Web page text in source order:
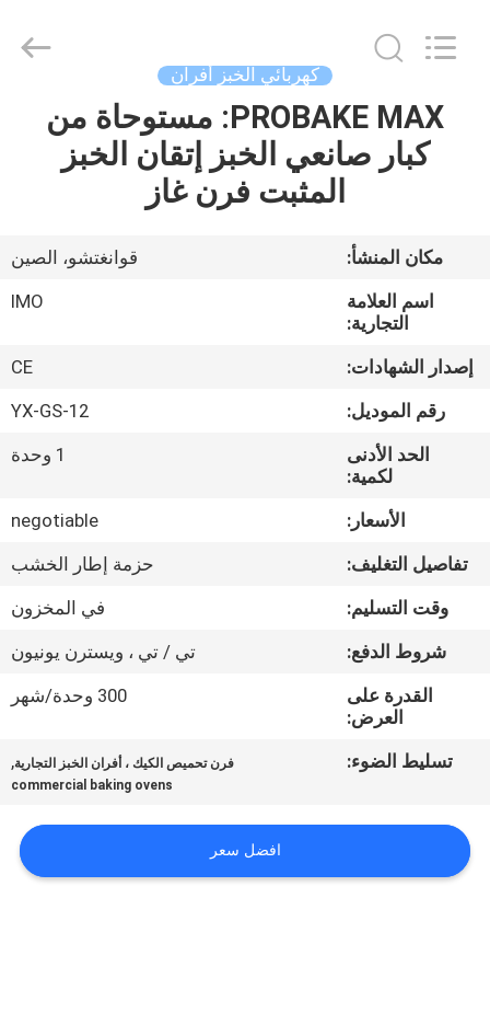
بيت
أشرطة
فيديو
معلومات
جولة
المعمل
رقابة
جودة
أخبار
equipments
limited.
كهربائي الخبز أفران
PROBAKE MAX: مستوحاة من
كبار صانعي الخبز إتقان الخبز
المثبت فرن غاز
مكان المنشأ:
قوانغتشو، الصين
اسم العلامة
التجارية:
IMO
إصدار الشهادات:
CE
رقم الموديل:
YX-GS-12
الحد الأدنى
لكمية:
1 وحدة
الأسعار:
negotiable
تفاصيل التغليف:
حزمة إطار الخشب
وقت التسليم:
في المخزون
شروط الدفع:
تي / تي ، ويسترن يونيون
القدرة على
العرض:
300 وحدة/شهر
تسليط الضوء: فرن تحميص الكيك ، أفران الخبز التجارية,
commercial baking ovens
افضل سعر